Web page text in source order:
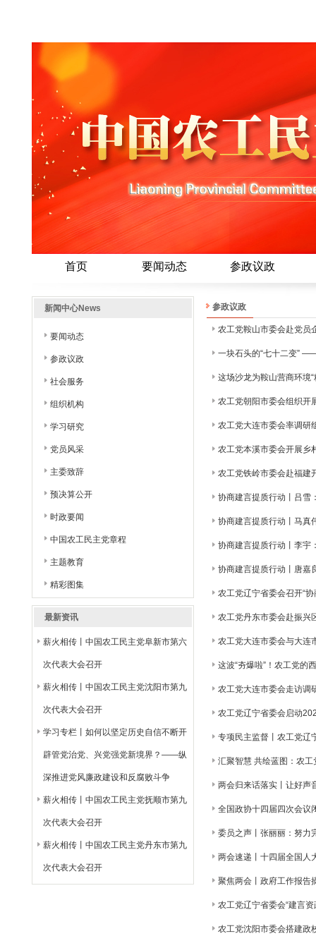
首页 要闻动态 参政议政
新闻中心News
要闻动态
参政议政
社会服务
组织机构
学习研究
党员风采
主委致辞
预决算公开
时政要闻
中国农工民主党章程
主题教育
精彩图集
最新资讯
薪火相传丨中国农工民主党阜新市第六
次代表大会召开
薪火相传丨中国农工民主党沈阳市第九
次代表大会召开
学习专栏丨如何以坚定历史自信不断开
辟管党治党、兴党强党新境界？——纵
深推进党风廉政建设和反腐败斗争
薪火相传丨中国农工民主党抚顺市第九
次代表大会召开
薪火相传丨中国农工民主党丹东市第九
次代表大会召开
参政议政
农工党鞍山市委会赴党员
一块石头的“七十二变”
这场沙龙为鞍山营商环境“
农工党朝阳市委会组织开
农工党大连市委会率调研
农工党本溪市委会开展乡
农工党铁岭市委会赴福建
协商建言提质行动丨吕雪
协商建言提质行动丨马真
协商建言提质行动丨李宇
协商建言提质行动丨唐嘉
农工党辽宁省委会召开“
农工党丹东市委会赴振兴
农工党大连市委会与大连
这波“夯爆啦”！农工党的
农工党大连市委会走访调
农工党辽宁省委会启动
专项民主监督丨农工党辽
汇聚智慧 共绘蓝图：农工
两会归来话落实丨让好声
全国政协十四届四次会议
委员之声丨张丽丽：努力
两会速递丨十四届全国人
聚焦两会丨政府工作报告
农工党辽宁省委会“建言
农工党沈阳市委会搭建政